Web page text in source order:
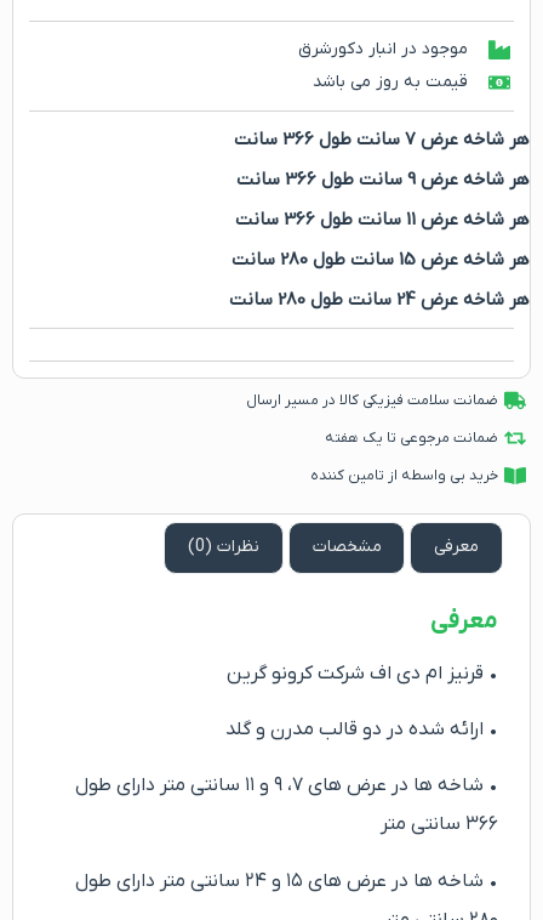
موجود در انبار دکورشرق
قیمت به روز می باشد
هر شاخه عرض 7 سانت طول 366 سانت
هر شاخه عرض 9 سانت طول 366 سانت
هر شاخه عرض 11 سانت طول 366 سانت
هر شاخه عرض 15 سانت طول 280 سانت
هر شاخه عرض 24 سانت طول 280 سانت
ضمانت سلامت فیزیکی کالا در مسیر ارسال
ضمانت مرجوعی تا یک هفته
خرید بی واسطه از تامین کننده
معرفی مشخصات نظرات (0)
معرفی
• قرنیز ام دی اف شرکت کرونو گرین
• ارائه شده در دو قالب مدرن و گلد
• شاخه ها در عرض های ۷، ۹ و ۱۱ سانتی متر دارای طول
۳۶۶ سانتی متر
• شاخه ها در عرض های ۱۵ و ۲۴ سانتی متر دارای طول